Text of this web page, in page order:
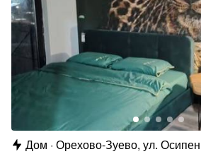
Дом Орехово-Зуево, ул.